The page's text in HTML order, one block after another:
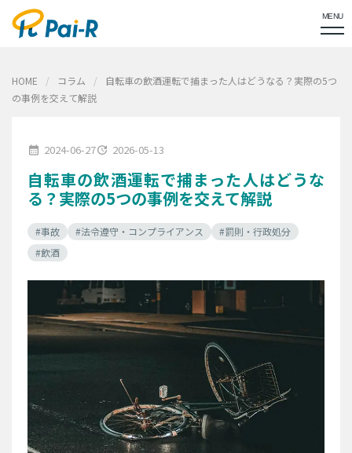
MENU
HOME コラム
自転車の飲酒運転で捕まった人はどうなる？実際の5つ
の事例を交えて解説
calendar_month 2024-06-27update 2026-05-13
自転車の飲酒運転で捕まった人はどうな
る？実際の5つの事例を交えて解説
#事故 #法令遵守・コンプライアンス
#罰則・行政処分
#飲酒